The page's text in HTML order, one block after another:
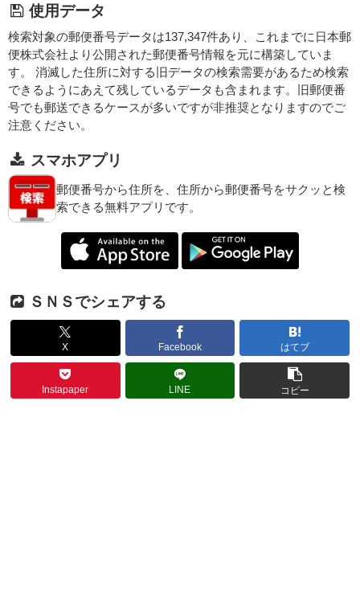
使用データ
検索対象の郵便番号データは137,347件あり、これまでに日本郵
便株式会社より公開された郵便番号情報を元に構築していま
す。 消滅した住所に対する旧データの検索需要があるため検索
できるようにあえて残しているデータも含まれます。旧郵便番
号でも郵送できるケースが多いですが非推奨となりますのでご
注意ください。
スマホアプリ
郵便番号から住所を、住所から郵便番号をサクッと検
索できる無料アプリです。
ＳＮＳでシェアする
X Facebook はてブ
Instapaper LINE コピー